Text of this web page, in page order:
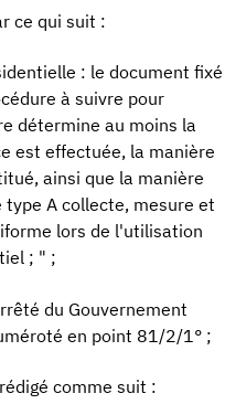
ce qui suit :
: le document fixé
à suivre pour
détermine au moins la
est effectuée, la manière
ainsi que la manière
A collecte, mesure et
lors de l'utilisation
; " ;
du Gouvernement
en point 81/2/1° ;
comme suit :